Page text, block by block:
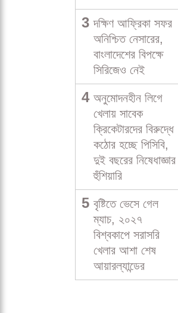
3 দক্ষিণ আফ্রিকা সফর
অনিশ্চিত নেসারের,
বাংলাদেশের বিপক্ষে
সিরিজেও নেই
4 অনুমোদনহীন লিগে
খেলায় সাবেক
ক্রিকেটারদের বিরুদ্ধে
কঠোর হচ্ছে পিসিবি,
দুই বছরের নিষেধাজ্ঞার
হুঁশিয়ারি
5 বৃষ্টিতে ভেসে গেল
ম্যাচ, ২০২৭
বিশ্বকাপে সরাসরি
খেলার আশা শেষ
আয়ারল্যান্ডের